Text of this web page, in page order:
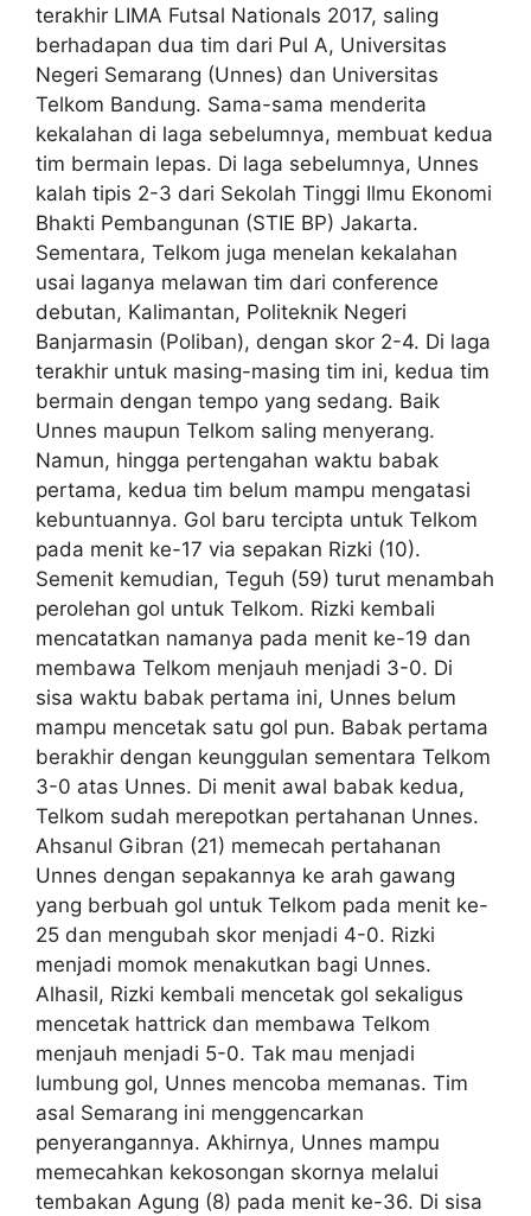
terakhir LIMA Futsal Nationals 2017, saling
berhadapan dua tim dari Pul A, Universitas
Negeri Semarang (Unnes) dan Universitas
Telkom Bandung. Sama-sama menderita
kekalahan di laga sebelumnya, membuat kedua
tim bermain lepas. Di laga sebelumnya, Unnes
kalah tipis 2-3 dari Sekolah Tinggi Ilmu Ekonomi
Bhakti Pembangunan (STIE BP) Jakarta.
Sementara, Telkom juga menelan kekalahan
usai laganya melawan tim dari conference
debutan, Kalimantan, Politeknik Negeri
Banjarmasin (Poliban), dengan skor 2-4. Di laga
terakhir untuk masing-masing tim ini, kedua tim
bermain dengan tempo yang sedang. Baik
Unnes maupun Telkom saling menyerang.
Namun, hingga pertengahan waktu babak
pertama, kedua tim belum mampu mengatasi
kebuntuannya. Gol baru tercipta untuk Telkom
pada menit ke-17 via sepakan Rizki (10).
Semenit kemudian, Teguh (59) turut menambah
perolehan gol untuk Telkom. Rizki kembali
mencatatkan namanya pada menit ke-19 dan
membawa Telkom menjauh menjadi 3-0. Di
sisa waktu babak pertama ini, Unnes belum
mampu mencetak satu gol pun. Babak pertama
berakhir dengan keunggulan sementara Telkom
3-0 atas Unnes. Di menit awal babak kedua,
Telkom sudah merepotkan pertahanan Unnes.
Ahsanul Gibran (21) memecah pertahanan
Unnes dengan sepakannya ke arah gawang
yang berbuah gol untuk Telkom pada menit ke-
25 dan mengubah skor menjadi 4-0. Rizki
menjadi momok menakutkan bagi Unnes.
Alhasil, Rizki kembali mencetak gol sekaligus
mencetak hattrick dan membawa Telkom
menjauh menjadi 5-0. Tak mau menjadi
lumbung gol, Unnes mencoba memanas. Tim
asal Semarang ini menggencarkan
penyerangannya. Akhirnya, Unnes mampu
memecahkan kekosongan skornya melalui
tembakan Agung (8) pada menit ke-36. Di sisa